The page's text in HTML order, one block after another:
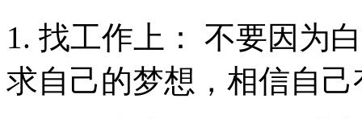
1. 找工作上： 不要因为
求自己的梦想，相信自